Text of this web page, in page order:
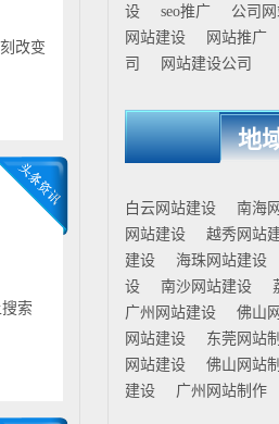
改变
索
设
seo推广 公司
网站建设
网站推广
司
网站建设公司
地
白云网站建设 南海
网站建设
越秀网站
建设
海珠网站建设
设
南沙网站建设
广州网站建设
佛山
网站建设
东莞网站
网站建设
佛山网站
建设
广州网站制作